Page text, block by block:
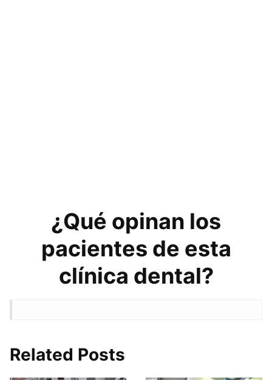
¿Qué opinan los
pacientes de esta
clínica dental?
Related Posts